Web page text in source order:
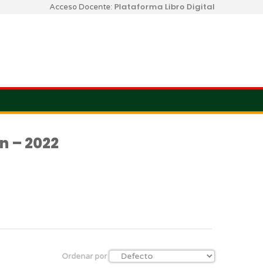
Acceso Docente: Plataforma Libro Digital
– 2022
Ordenar por